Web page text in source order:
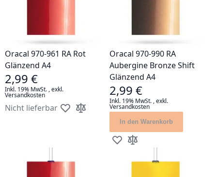
Oracal 970-961 RA Rot
Glänzend A4
2,99 €
Inkl. 19% MwSt. ,exkl.
Versandkosten
Nicht lieferbar Zur Wunschliste hinzufügen
Zur Vergleichsliste hinzufügen
Oracal 970-990 RA
Aubergine Bronze Shift
Glänzend A4
2,99 €
Inkl. 19% MwSt. ,exkl.
Versandkosten
In den Warenkorb
Zur Wunschliste hinzufügen
Zur Vergleichsliste